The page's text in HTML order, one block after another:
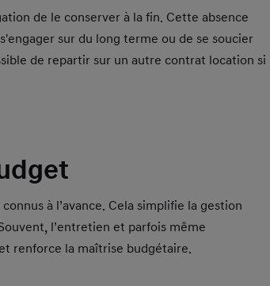
de le conserver à la fin. Cette absence
sur du long terme ou de se soucier
de repartir sur un autre contrat location si
à l’avance. Cela simplifie la gestion
l’entretien et parfois même
renforce la maîtrise budgétaire.